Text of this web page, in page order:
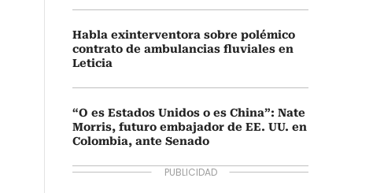
Habla exinterventora sobre polémico
contrato de ambulancias fluviales en
Leticia
“O es Estados Unidos o es China”: Nate
Morris, futuro embajador de EE. UU. en
Colombia, ante Senado